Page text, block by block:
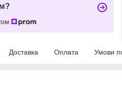
Доставка Оплата Умови